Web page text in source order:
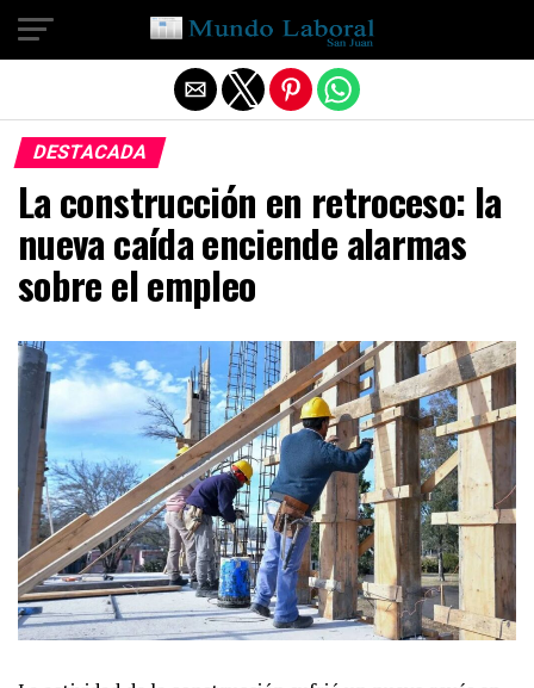
DESTACADA
La construcción en retroceso: la
nueva caída enciende alarmas
sobre el empleo
Salir de la versión móvil